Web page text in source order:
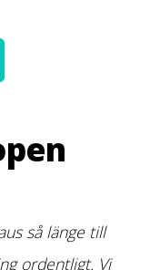
så länge till
ordentligt. Vi